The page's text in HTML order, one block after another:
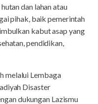
dan lahan atau
pihak, baik pemerintah
kabut asap yang
pendidikan,
melalui Lembaga
Disaster
dukungan Lazismu